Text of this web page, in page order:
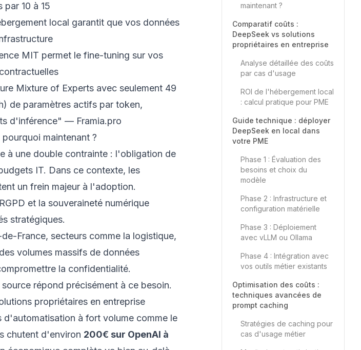
maintenant ?
Comparatif coûts :
DeepSeek vs solutions
propriétaires en entreprise
Analyse détaillée des coûts
par cas d'usage
ROI de l'hébergement local
: calcul pratique pour PME
Guide technique : déployer
DeepSeek en local dans
votre PME
Phase 1 : Évaluation des
besoins et choix du
modèle
Phase 2 : Infrastructure et
configuration matérielle
Phase 3 : Déploiement
avec vLLM ou Ollama
Phase 4 : Intégration avec
vos outils métier existants
Optimisation des coûts :
techniques avancées de
prompt caching
Stratégies de caching pour
cas d'usage métier
10 à 15
local garantit que vos données
MIT permet le fine-tuning sur vos
Mixture of Experts avec seulement 49
de paramètres actifs par token,
d'inférence" — Framia.pro
maintenant ?
à une double contrainte : l'obligation de
IT. Dans ce contexte, les
un frein majeur à l'adoption.
et la souveraineté numérique
stratégiques.
France, secteurs comme la logistique,
volumes massifs de données
la confidentialité.
répond précisément à ce besoin.
propriétaires en entreprise
d'automatisation à fort volume comme le
chutent d'environ 200€ sur OpenAI à